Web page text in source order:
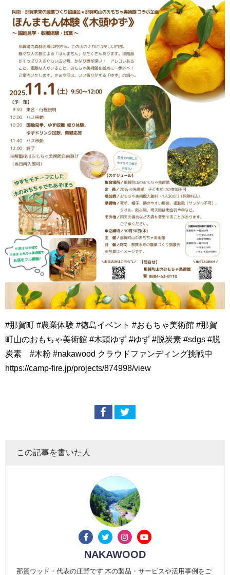
#那賀町 #農業体験 #徳島イベント #おもちゃ美術館 #那賀
町山のおもちゃ美術館 #木頭ゆず #ゆず #脱炭素 #sdgs #脱
炭素 #木粉 #nakawood クラウドファンディング挑戦中
https://camp-fire.jp/projects/874998/view
この記事を書いた人
NAKAWOOD
那賀ウッド・代表の庄野です 木の製品・サービスや活用事例をご